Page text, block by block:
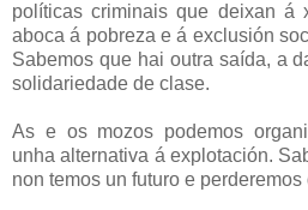
políticas criminais que deixan á
aboca á pobreza e á exclusión
Sabemos que hai outra saída, a
solidariedade de clase.
As e os mozos podemos
unha alternativa á explotación.
non temos un futuro e perderemos